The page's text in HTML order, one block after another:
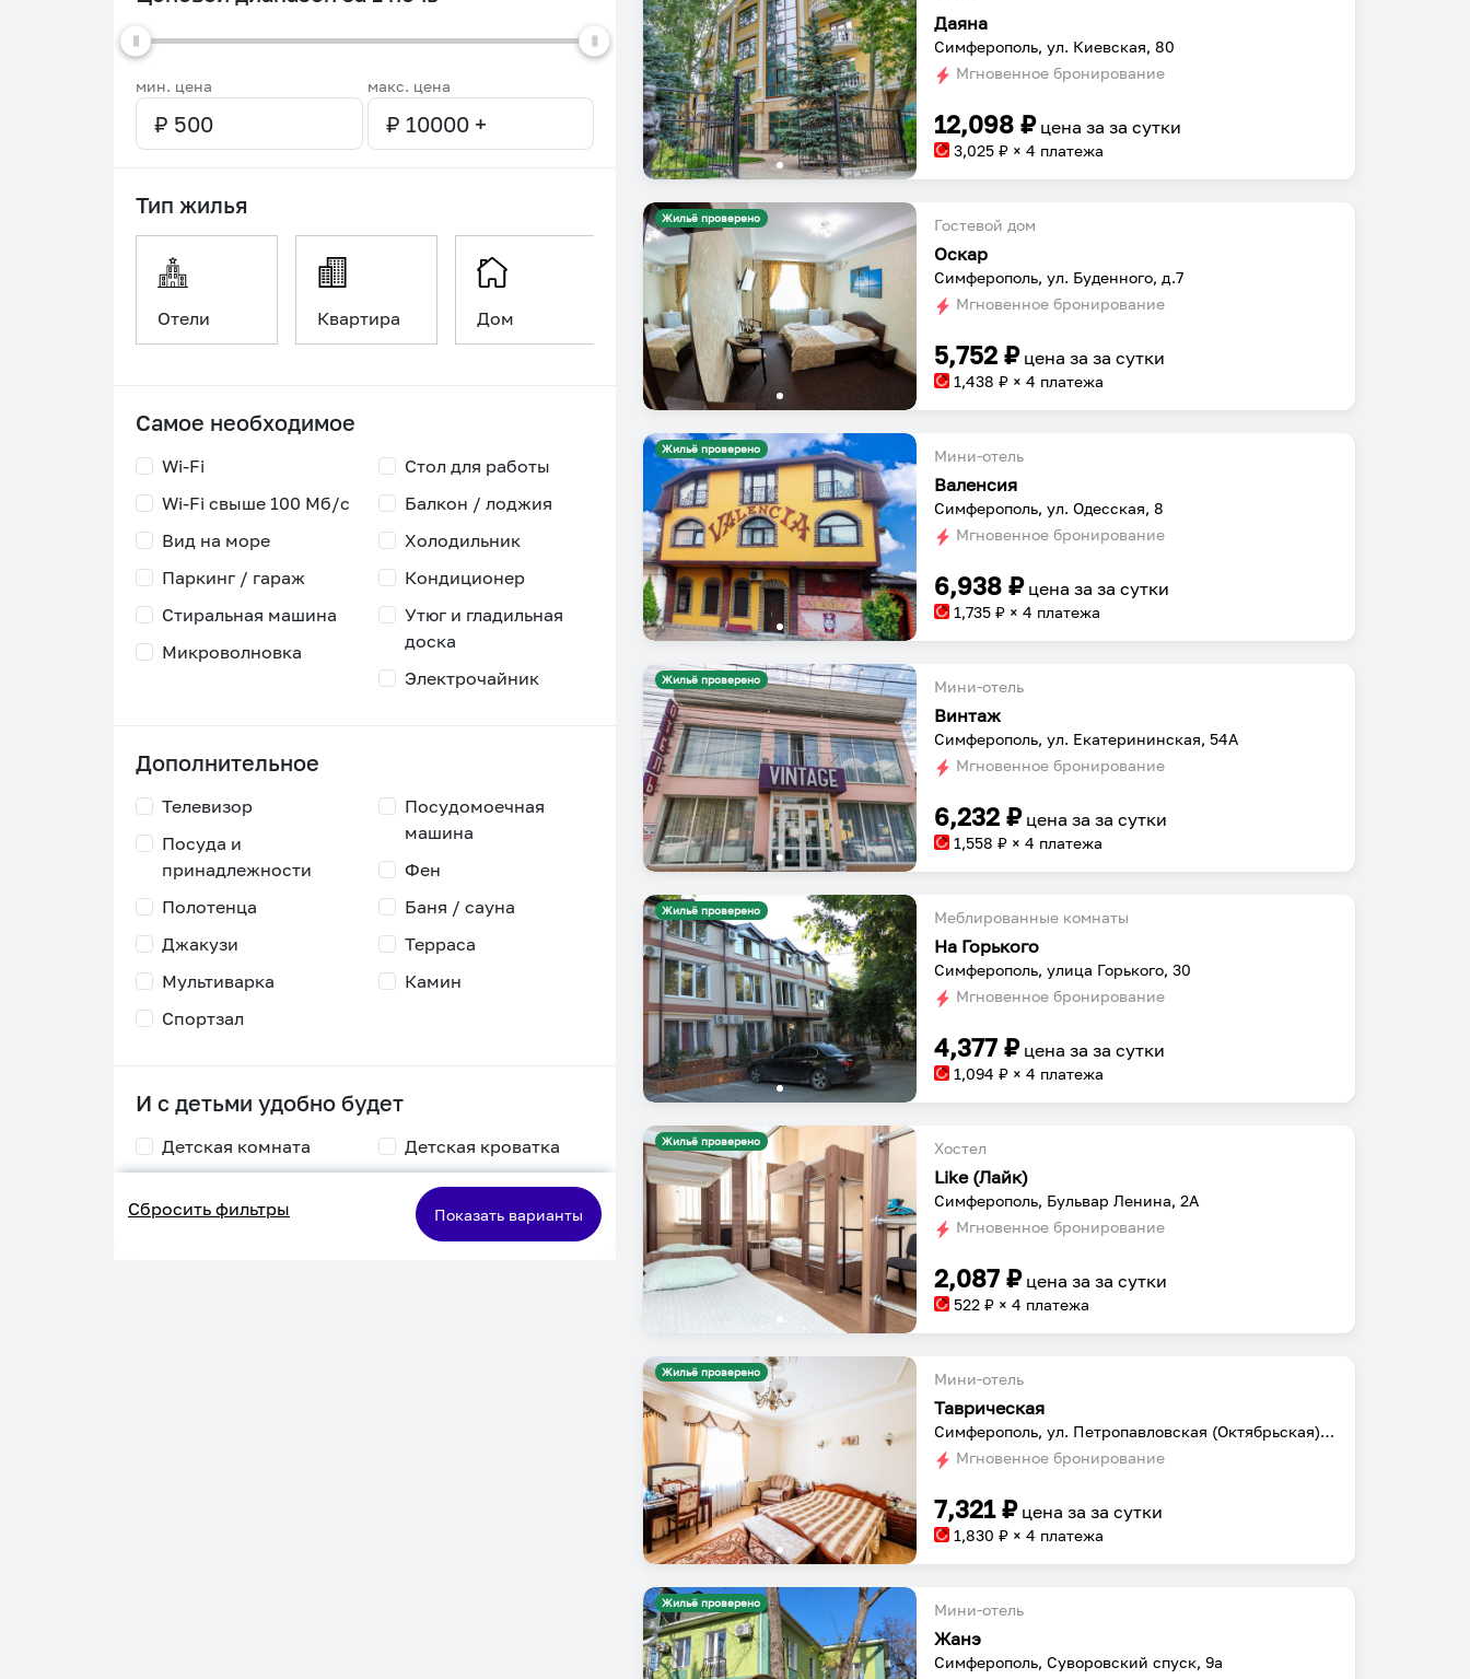
мин. цена макс. цена
Тип жилья
Отели Квартира Дом Уникальное
Самое необходимое
Wi-Fi
Wi-Fi свыше 100 Мб/с
Стол для работы
Балкон / лоджия
Вид на море
Паркинг / гараж
Холодильник
Кондиционер
Стиральная машина
Микроволновка
Утюг и гладильная
доска
Электрочайник
Дополнительное
Телевизор
Посуда и
принадлежности
Посудомоечная
машина
Фен
Полотенца
Джакузи
Баня / сауна
Терраса
Мультиварка
Спортзал
Камин
И с детьми удобно будет
Детская комната
кормления
Детская кроватка
Двухъярусная
кровать
Сбросить фильтры Показать варианты
Даяна
Симферополь, ул. Киевская, 80
Мгновенное бронирование
12,098 ₽ цена заза сутки
3,025 ₽ × 4 платежа
Жильё проверено Гостевой дом
Оскар
Симферополь, ул. Буденного, д.7
Мгновенное бронирование
5,752 ₽ цена заза сутки
1,438 ₽ × 4 платежа
Жильё проверено Мини-отель
Валенсия
Симферополь, ул. Одесская, 8
Мгновенное бронирование
6,938 ₽ цена заза сутки
1,735 ₽ × 4 платежа
Жильё проверено Мини-отель
Винтаж
Симферополь, ул. Екатерининская, 54А
Мгновенное бронирование
6,232 ₽ цена заза сутки
1,558 ₽ × 4 платежа
Жильё проверено Меблированные комнаты
На Горького
Симферополь, улица Горького, 30
Мгновенное бронирование
4,377 ₽ цена заза сутки
1,094 ₽ × 4 платежа
Жильё проверено Хостел
Like (Лайк)
Симферополь, Бульвар Ленина, 2А
Мгновенное бронирование
2,087 ₽ цена заза сутки
522 ₽ × 4 платежа
Жильё проверено Мини-отель
Таврическая
Симферополь, ул. Петропавловская (Октябрьская), 16
Мгновенное бронирование
7,321₽ цена заза сутки
1,830 ₽ × 4 платежа
Жильё проверено Мини-отель
Жанэ
Симферополь, Суворовский спуск, 9а